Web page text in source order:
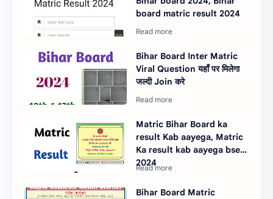
board matric result 2024
Bihar Board Inter Matric
Viral Question यहाँ पर मिलेगा
जल्दी Join करे
Matric Bihar Board ka
result Kab aayega, Matric
Ka result kab aayega bseb
2024
Bihar Board Matric